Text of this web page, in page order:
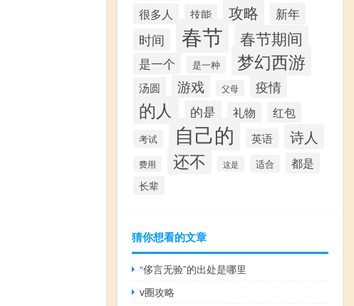
很多人 技能 攻略 新年
时间 春节 春节期间
是一个 是一种 梦幻西游
汤圆 游戏 父母 疫情
的人 的是 礼物 红包
考试 自己的 英语 诗人
费用 还不 这是 适合 都是
长辈
猜你想看的文章
“侈言无验”的出处是哪里
v圈攻略